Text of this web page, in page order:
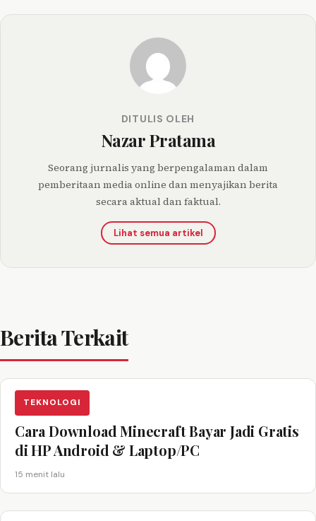
DITULIS OLEH
Nazar Pratama
Seorang jurnalis yang berpengalaman dalam
pemberitaan media online dan menyajikan berita
secara aktual dan faktual.
Lihat semua artikel
Berita Terkait
TEKNOLOGI
Cara Download Minecraft Bayar Jadi Gratis
di HP Android & Laptop/PC
15 menit lalu